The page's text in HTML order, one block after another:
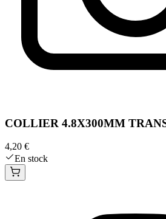
COLLIER 4.8X300MM
4,20 €
En stock